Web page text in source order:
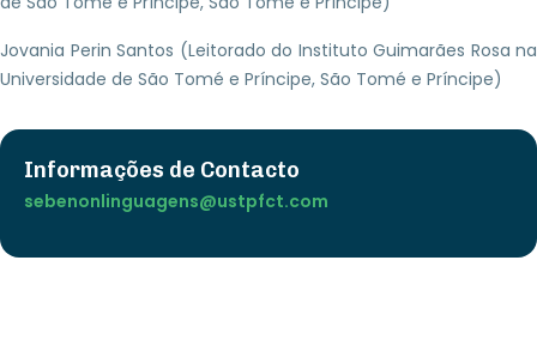
Jovania Perin Santos (Leitorado do Instituto Guimarães Rosa na
Universidade de São Tomé e Príncipe, São Tomé e Príncipe)
Informações de Contacto
sebenonlinguagens@ustpfct.com